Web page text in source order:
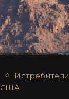
Истребители
США